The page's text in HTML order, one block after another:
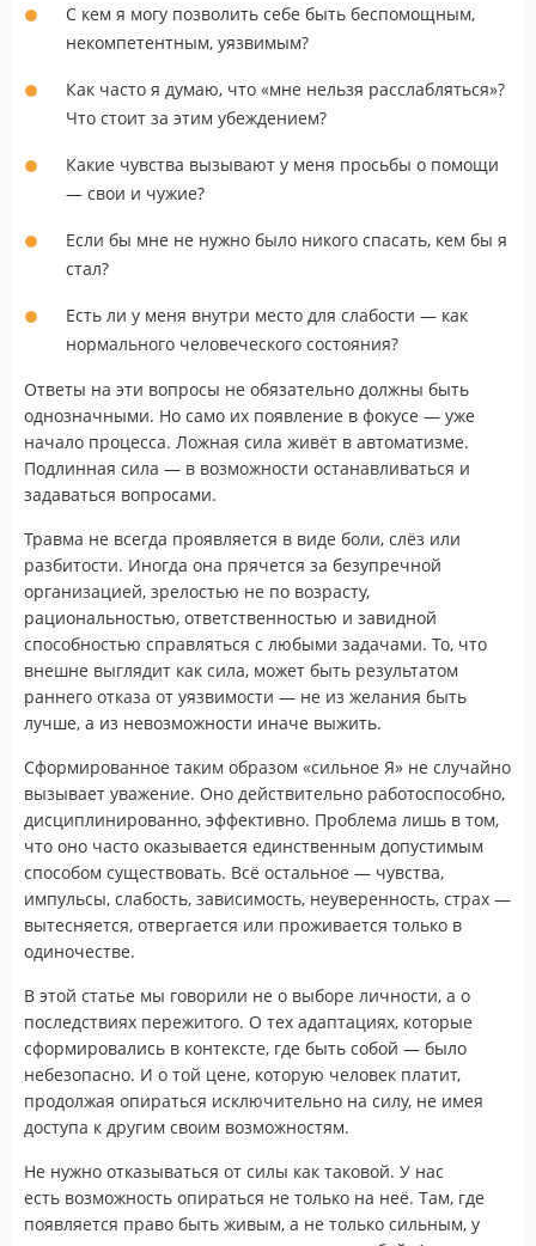
С кем я могу позволить себе быть беспомощным,
некомпетентным, уязвимым?
Как часто я думаю, что «мне нельзя расслабляться»?
Что стоит за этим убеждением?
Какие чувства вызывают у меня просьбы о помощи
— свои и чужие?
Если бы мне не нужно было никого спасать, кем бы я
стал?
Есть ли у меня внутри место для слабости — как
нормального человеческого состояния?
Ответы на эти вопросы не обязательно должны быть
однозначными. Но само их появление в фокусе — уже
начало процесса. Ложная сила живёт в автоматизме.
Подлинная сила — в возможности останавливаться и
задаваться вопросами.
Травма не всегда проявляется в виде боли, слёз или
разбитости. Иногда она прячется за безупречной
организацией, зрелостью не по возрасту,
рациональностью, ответственностью и завидной
способностью справляться с любыми задачами. То, что
внешне выглядит как сила, может быть результатом
раннего отказа от уязвимости — не из желания быть
лучше, а из невозможности иначе выжить.
Сформированное таким образом «сильное Я» не случайно
вызывает уважение. Оно действительно работоспособно,
дисциплинированно, эффективно. Проблема лишь в том,
что оно часто оказывается единственным допустимым
способом существовать. Всё остальное — чувства,
импульсы, слабость, зависимость, неуверенность, страх —
вытесняется, отвергается или проживается только в
одиночестве.
В этой статье мы говорили не о выборе личности, а о
последствиях пережитого. О тех адаптациях, которые
сформировались в контексте, где быть собой — было
небезопасно. И о той цене, которую человек платит,
продолжая опираться исключительно на силу, не имея
доступа к другим своим возможностям.
Не нужно отказываться от силы как таковой. У нас
есть возможность опираться не только на неё. Там, где
появляется право быть живым, а не только сильным, у